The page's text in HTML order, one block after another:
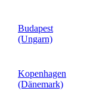
Budapest
(Ungarn)
Kopenhagen
(Dänemark)